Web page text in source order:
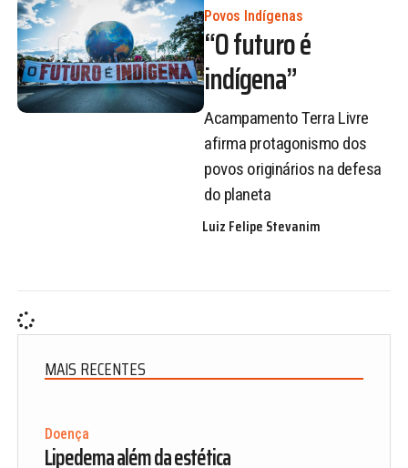
Povos Indígenas
“O futuro é
indígena”
Acampamento Terra Livre
afirma protagonismo dos
povos originários na defesa
do planeta
Luiz Felipe Stevanim
MAIS RECENTES
Doença
Lipedema além da estética